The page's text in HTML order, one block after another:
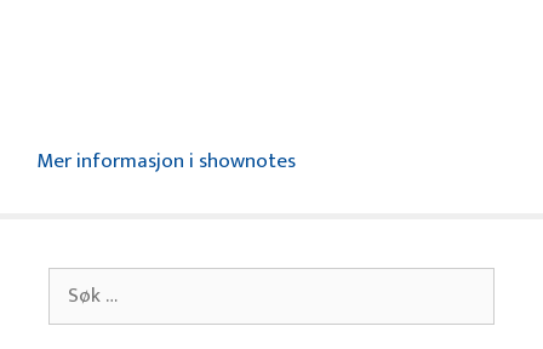
Mer informasjon i shownotes
Søk
etter: